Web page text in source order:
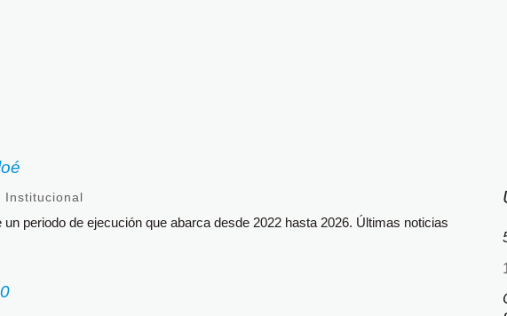
Institucional
un periodo de ejecución que abarca desde 2022 hasta 2026. Últimas noticias